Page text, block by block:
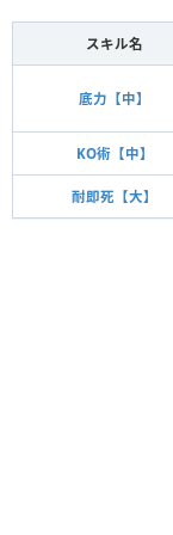
スキル名
底力【中】
KO術【中】
耐即死【大】